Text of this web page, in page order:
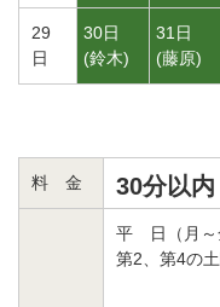
29
日
30日
(鈴木)
31日
(藤原)
料 金 30分以
平 日（月～
第2、第4の